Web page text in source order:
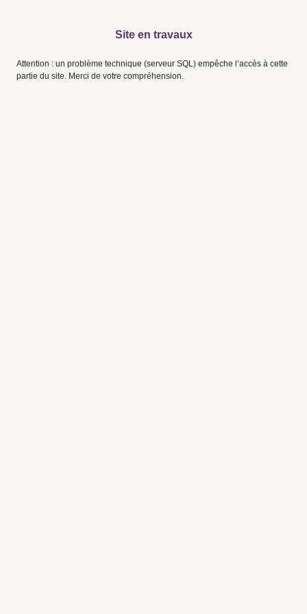
Site en travaux
Attention : un problème technique (serveur SQL) empêche l’accès à cette
partie du site. Merci de votre compréhension.